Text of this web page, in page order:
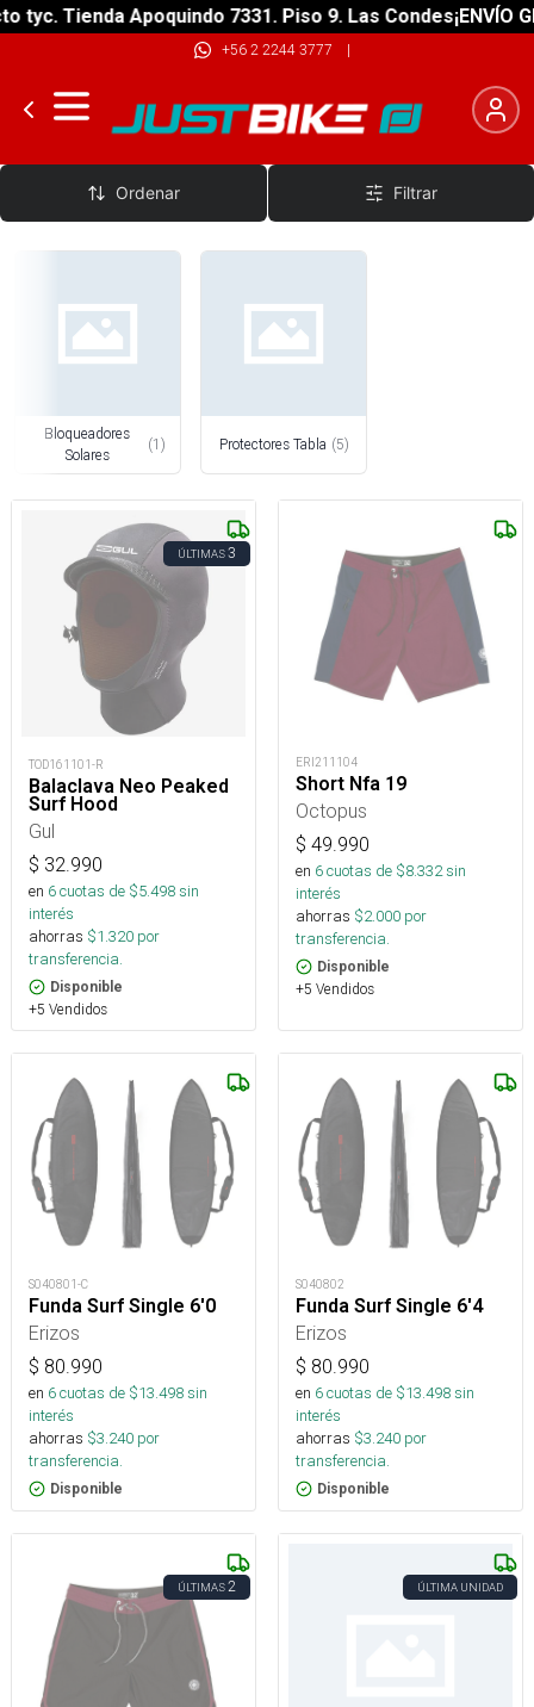
Tienda Apoquindo 7331. Piso 9. Las Condes¡ENVÍO
+56 2 2244 3777 |
Accesorios Surf
Ordenar Filtrar
Bloqueadores
Solares
(1 ) Protectores Tabla (5)
ÚLTIMAS3
TOD161101-R
Balaclava Neo Peaked
Surf Hood
Gul
$ 32.990
en 6cuotas de $5.498sin
interés
ahorras $1.320 por
transferencia.
Disponible
+5 Vendidos
ERI211104
Short Nfa 19
Octopus
$ 49.990
en 6cuotas de $8.332sin
interés
ahorras $2.000 por
transferencia.
Disponible
+5 Vendidos
S040801-C
Funda Surf Single 6'0
Erizos
$ 80.990
en 6cuotas de $13.498sin
interés
ahorras $3.240 por
transferencia.
Disponible
S040802
Funda Surf Single 6'4
Erizos
$ 80.990
en 6cuotas de $13.498sin
interés
ahorras $3.240 por
transferencia.
Disponible
ÚLTIMAS2 ÚLTIMA UNIDAD